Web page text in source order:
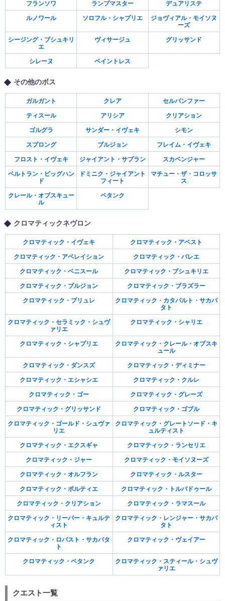
フランソワ ランプマスター デュアリステ
ルノワール ソロフル・シャプリエ
ジョヴィアル・モイソヌ
ーズ
シージング・ブシュキリ
エ
ヴィサージュ グリッサンド
シレーヌ ペイントレス
その他のボス
ガルガント クレア セルパンファー
ティスール アリシア クリアション
ゴルグラ サンダー・イヴェキ シモン
スプロング ブルジョン フレイム・イヴェキ
フロスト・イヴェキ ジャイアント・サプラン スカベンジャー
ベルトラン・ビッグハン
ド
ドミニク・ジャイアント
フィート
マチュー・ザ・コロッサ
ス
クレール・オブスキュー
ル
ペタンク
クロマティックネヴロン
クロマティック・イヴェキ クロマティック・アベスト
クロマティック・アベレイション クロマティック・バレエ
クロマティック・ベニスール クロマティック・ブシュキリエ
クロマティック・ブルジョン クロマティック・ブラズラー
クロマティック・ブリュレ
クロマティック・カタパルト・サカパ
タト
クロマティック・セラミック・シュヴ
ァリエ
クロマティック・シャリエ
クロマティック・シャプリエ
クロマティック・クレール・オブスキ
ュール
クロマティック・ダンスズ クロマティック・ディミナー
クロマティック・エシャシエ クロマティック・クルレ
クロマティック・ゴー クロマティック・グレーズ
クロマティック・グリッサンド クロマティック・ゴブル
クロマティック・ゴールド・シュヴァ
リエ
クロマティック・グレートソード・キ
ュルティスト
クロマティック・エクスギャ クロマティック・ランセリエ
クロマティック・ジャー クロマティック・モイソヌーズ
クロマティック・オルフラン クロマティック・ルスター
クロマティック・ポルティエ クロマティック・トルバドゥール
クロマティック・クリアション クロマティック・ラマスール
クロマティック・リーパー・キュルテ
ィスト
クロマティック・レンジャー・サカパ
タト
クロマティック・ロバスト・サカパタ
ト
クロマティック・ヴェイアー
クロマティック・ペタンク
クロマティック・スティール・シュヴ
ァリエ
クエスト一覧